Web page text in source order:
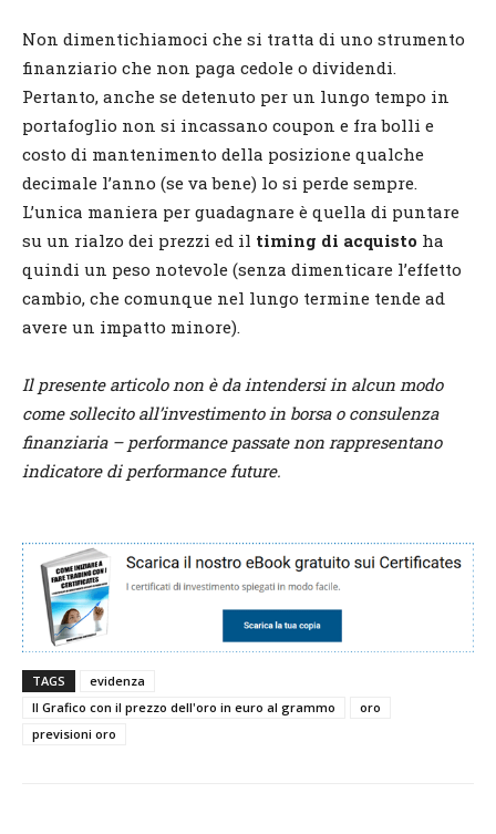
Non dimentichiamoci che si tratta di uno strumento
finanziario che non paga cedole o dividendi.
Pertanto, anche se detenuto per un lungo tempo in
portafoglio non si incassano coupon e fra bolli e
costo di mantenimento della posizione qualche
decimale l’anno (se va bene) lo si perde sempre.
L’unica maniera per guadagnare è quella di puntare
su un rialzo dei prezzi ed il timing di acquisto ha
quindi un peso notevole (senza dimenticare l’effetto
cambio, che comunque nel lungo termine tende ad
avere un impatto minore).
Il presente articolo non è da intendersi in alcun modo
come sollecito all’investimento in borsa o consulenza
finanziaria – performance passate non rappresentano
indicatore di performance future.
TAGS
evidenza
Il Grafico con il prezzo dell'oro in euro al grammo
oro
previsioni oro